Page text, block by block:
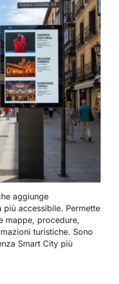
aggiunge
accessibile. Permette
mappe, procedure,
turistiche. Sono
Smart City più